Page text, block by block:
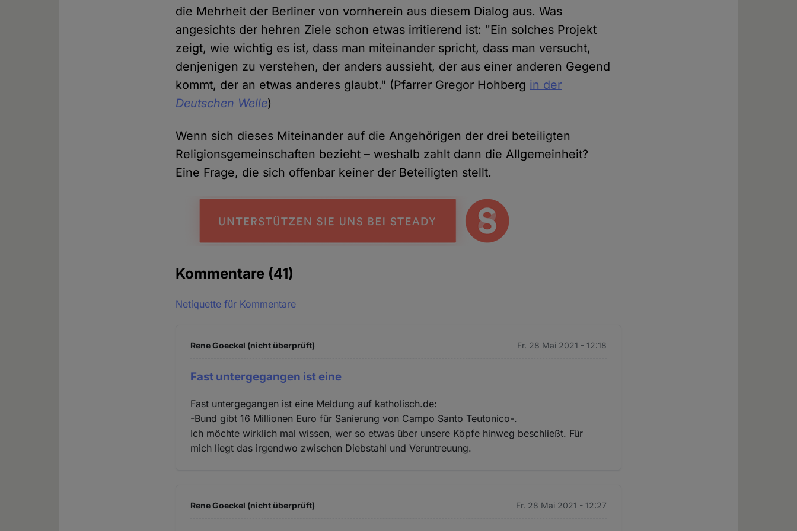
die Mehrheit der Berliner von vornherein aus diesem Dialog aus. Was
angesichts der hehren Ziele schon etwas irritierend ist: "Ein solches Projekt
zeigt, wie wichtig es ist, dass man miteinander spricht, dass man versucht,
denjenigen zu verstehen, der anders aussieht, der aus einer anderen Gegend
kommt, der an etwas anderes glaubt." (Pfarrer Gregor Hohberg in der
Deutschen Welle)
Wenn sich dieses Miteinander auf die Angehörigen der drei beteiligten
Religionsgemeinschaften bezieht – weshalb zahlt dann die Allgemeinheit?
Eine Frage, die sich offenbar keiner der Beteiligten stellt.
Kommentare (41)
Netiquette für Kommentare
Rene Goeckel (nicht überprüft) Fr. 28 Mai 2021 - 12:18
Fast untergegangen ist eine
Fast untergegangen ist eine Meldung auf katholisch.de:
-Bund gibt 16 Millionen Euro für Sanierung von Campo Santo Teutonico-.
Ich möchte wirklich mal wissen, wer so etwas über unsere Köpfe hinweg beschließt. Für
mich liegt das irgendwo zwischen Diebstahl und Veruntreuung.
Rene Goeckel (nicht überprüft) Fr. 28 Mai 2021 - 12:27